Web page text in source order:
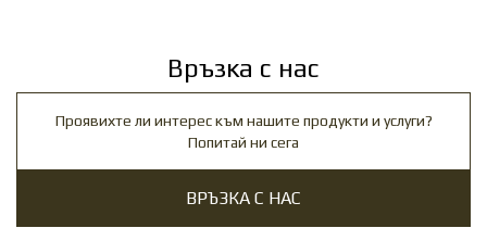
Връзка с нас
Проявихте ли интерес към нашите продукти и услуги?
Попитай ни сега
ВРЪЗКА С НАС